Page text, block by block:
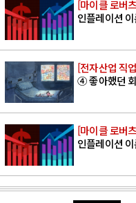
[마이클 로버
인플레이션
[전자산업 직
④ 좋아했던
[마이클 로버
인플레이션